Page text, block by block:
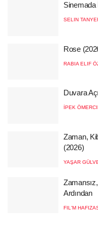
Sinemada
SELIN
Rose
RABIA ELIF
Duvara
İPEK
Zaman,
(2026)
YAŞAR
Ardından
FIL'M